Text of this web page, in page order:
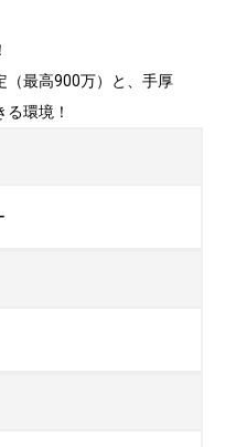
最高900万）と、手厚
環境！